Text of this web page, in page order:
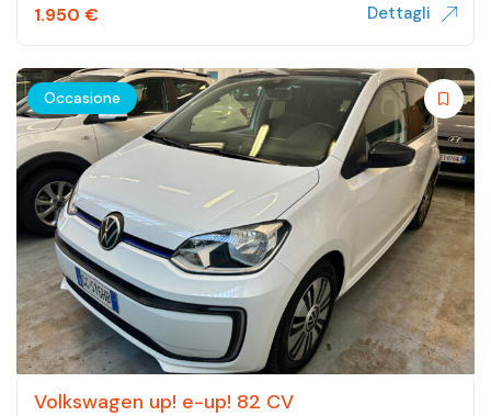
1.950 € Dettagli
Occasione
Volkswagen up! e-up! 82 CV